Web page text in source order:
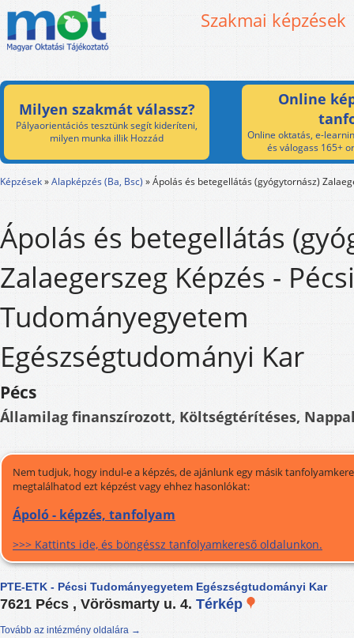
Szakmai képzések
Milyen szakmát válassz?
Pályaorientációs tesztünk segít kideríteni,
milyen munka illik Hozzád
Online
Online oktatás, e-
és válogass 165+
Képzések»Alapképzés (Ba, Bsc) »Ápolás és betegellátás (gyógytornász)
Ápolás és betegellátás
Zalaegerszeg Képzés - Pécsi
Tudományegyetem
Egészségtudományi Kar
Pécs
Államilag finanszírozott, Költségtérítéses,
Nem tudjuk, hogy indul-e a képzés, de ajánlunk egy másik
megtalálhatod ezt képzést vagy ehhez hasonlókat:
Ápoló - képzés, tanfolyam
>>> Kattints ide, és böngéssz tanfolyamkereső oldalunkon.
PTE-ETK - Pécsi Tudományegyetem Egészségtudományi Kar
7621 Pécs , Vörösmarty u. 4. Térkép
Tovább az intézmény oldalára →